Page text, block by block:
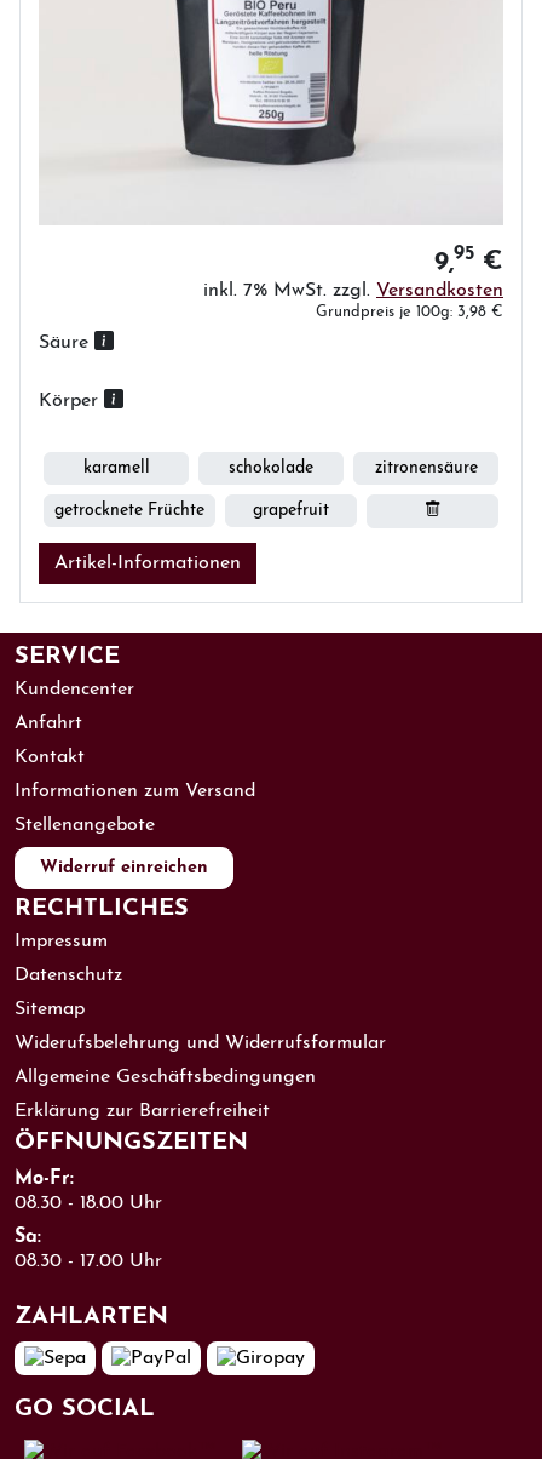
9,95 €
inkl. 7% MwSt. zzgl. Versandkosten
Grundpreis je 100g: 3,98 €
Säure
Körper
karamell schokolade zitronensäure
getrocknete Früchte grapefruit
Artikel-Informationen
SERVICE
Kundencenter
Anfahrt
Kontakt
Informationen zum Versand
Stellenangebote
Widerruf einreichen
RECHTLICHES
Impressum
Datenschutz
Sitemap
Widerufsbelehrung und Widerrufsformular
Allgemeine Geschäftsbedingungen
Erklärung zur Barrierefreiheit
ÖFFNUNGS­ZEITEN
Mo-Fr:
08.30 - 18.00 Uhr
Sa:
08.30 - 17.00 Uhr
ZAHL­ARTEN
GO SOCIAL